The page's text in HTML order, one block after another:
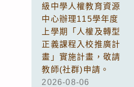
級中學人權教育資源
中心辦理115學年度
上學期「人權及轉型
正義課程入校推廣計
畫」實施計畫，敬請
教師(社群)申請。
2026-08-06